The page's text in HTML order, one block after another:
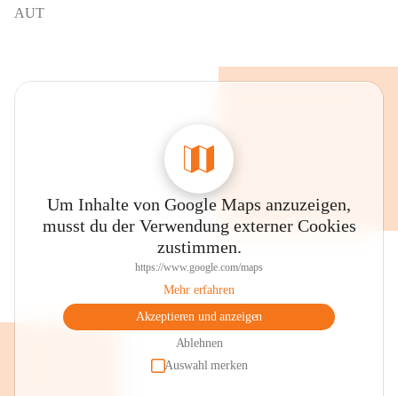
AUT
Um Inhalte von Google Maps anzuzeigen,
musst du der Verwendung externer Cookies
zustimmen.
https://www.google.com/maps
Mehr erfahren
Akzeptieren und anzeigen
Ablehnen
Auswahl merken